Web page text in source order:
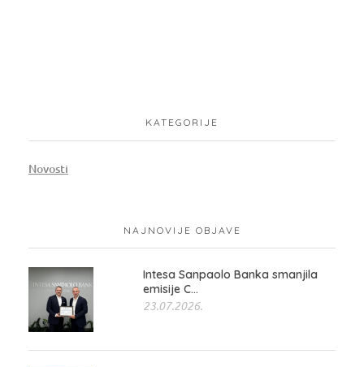
KATEGORIJE
Novosti
NAJNOVIJE OBJAVE
Intesa Sanpaolo Banka smanjila
emisije C...
23.07.2026.